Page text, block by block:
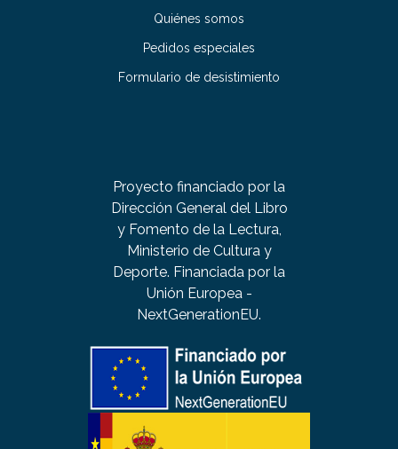
Quiénes somos
Pedidos especiales
Formulario de desistimiento
Proyecto financiado por la
Dirección General del Libro
y Fomento de la Lectura,
Ministerio de Cultura y
Deporte. Financiada por la
Unión Europea -
NextGenerationEU.